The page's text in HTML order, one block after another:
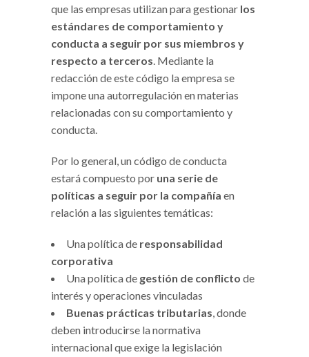
que las empresas utilizan para gestionar los
estándares de comportamiento y
conducta a seguir por sus miembros y
respecto a terceros. Mediante la
redacción de este código la empresa se
impone una autorregulación en materias
relacionadas con su comportamiento y
conducta.
Por lo general, un código de conducta
estará compuesto por una serie de
políticas a seguir por la compañía en
relación a las siguientes temáticas:
Una política de responsabilidad
corporativa
Una política de gestión de conflicto de
interés y operaciones vinculadas
Buenas prácticas tributarias, donde
deben introducirse la normativa
internacional que exige la legislación